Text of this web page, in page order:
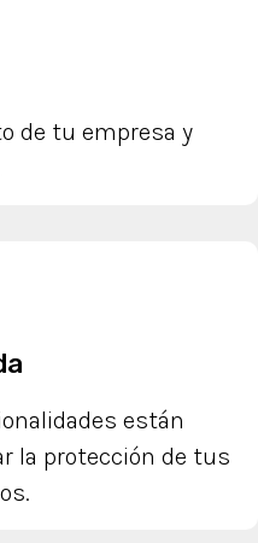
de tu empresa y
están
la protección de tus